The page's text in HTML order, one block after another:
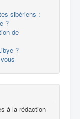
sibériens :
?
de
?
à la rédaction